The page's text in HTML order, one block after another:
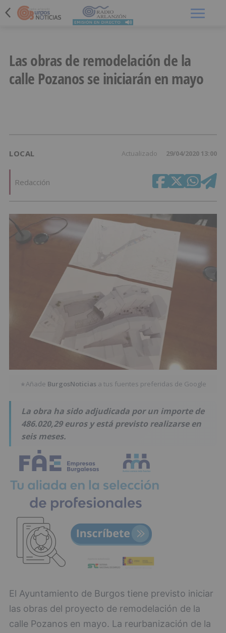
Las obras de remodelación de la
calle Pozanos se iniciarán en mayo
LOCAL Actualizado 29/04/2020 13:00
Redacción
★Añade BurgosNoticias a tus fuentes preferidas de Google
La obra ha sido adjudicada por un importe de
486.020,29 euros y está previsto realizarse en
seis meses.
El Ayuntamiento de Burgos tiene previsto iniciar
las obras del proyecto de remodelación de la
calle Pozanos en mayo. La reurbanización de la